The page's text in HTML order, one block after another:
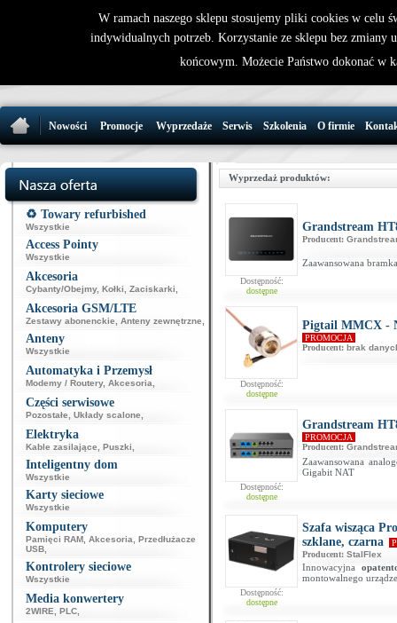
32 721 86
Nowości Promocje Wyprzedaże Serwis Szkolenia O firmie
♻️ Towary refurbished
Wszystkie
Access Pointy
Wszystkie
Akcesoria
Cybanty/Obejmy, Kołki Zaciskarki
Akcesoria GSM/LTE
Zestawy abonenckie Anteny zewnętrzne
Anteny
Wszystkie
Automatyka i Przemysł
Modemy / Routery, Akcesoria
Części serwisowe
Pozostałe Układy scalone
Elektryka
Kable zasilające Puszki
Inteligentny dom
Wszystkie
Karty sieciowe
Wszystkie
Komputery
Pamięci RAM Akcesoria
Przedłużacze
USB
Kontrolery sieciowe
Wszystkie
Media konwertery
2WIRE PLC
Wyprzedaż produktów:
Dostępność:
dostępne
Grandstream
Producent:
Zaawansowana
Dostępność:
dostępne
Pigtail MMCX -
PROMOCJA
Producent: brak
Dostępność:
dostępne
Grandstream
PROMOCJA
Producent:
Zaawansowana
Gigabit NAT
Dostępność:
dostępne
Szafa wisząca
szklane, czarna
Producent: StalFlex
Innowacyjna
montowalnego
W ramach naszego sklepu stosujemy pliki cookies w celu
indywidualnych potrzeb. Korzystanie ze sklepu bez zmiany
końcowym. Możecie Państwo dokonać w